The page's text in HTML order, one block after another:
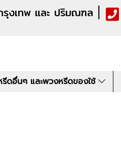
รุงเทพ และ ปริมณฑล |
ดอื่นๆ และพวงหรีดของใช้